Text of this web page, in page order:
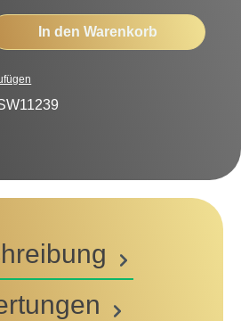
Gib den gewünschten
In den Warenkorb